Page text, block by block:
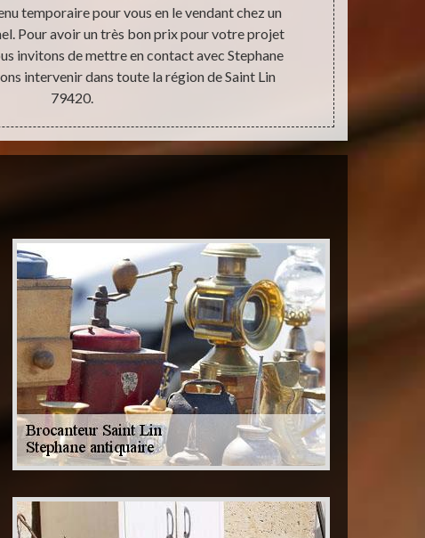
temporaire pour vous en le vendant chez un
Pour avoir un très bon prix pour votre projet
invitons de mettre en contact avec Stephane
intervenir dans toute la région de Saint Lin
79420.